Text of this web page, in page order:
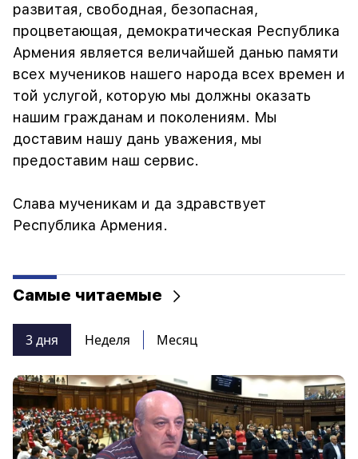
развитая, свободная, безопасная,
процветающая, демократическая Республика
Армения является величайшей данью памяти
всех мучеников нашего народа всех времен и
той услугой, которую мы должны оказать
нашим гражданам и поколениям. Мы
доставим нашу дань уважения, мы
предоставим наш сервис.
Слава мученикам и да здравствует
Республика Армения.
Самые читаемые
3 дня Неделя Месяц